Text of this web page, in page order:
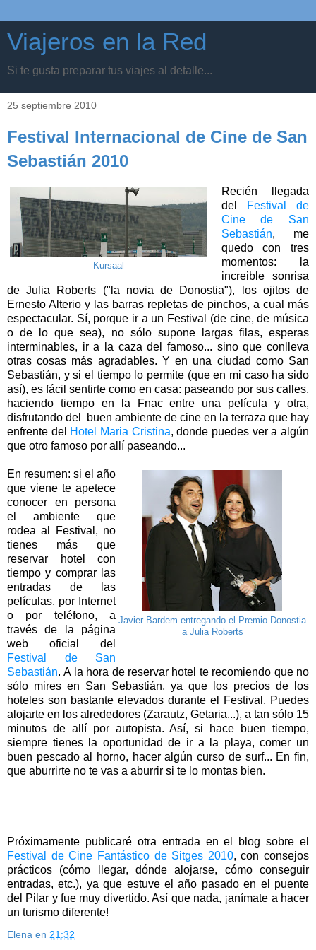
Viajeros en la Red
Si te gusta preparar tus viajes al detalle...
25 septiembre 2010
Festival Internacional de Cine de San
Sebastián 2010
Kursaal
Recién llegada
del
Festival de
Cine de San
Sebastián, me
quedo con tres
momentos: la
increible sonrisa
de Julia Roberts ("la novia de Donostia"), los ojitos de
Ernesto Alterio y las barras repletas de pinchos, a cual más
espectacular. Sí, porque ir a un Festival (de cine, de música
o de lo que sea), no sólo supone largas filas, esperas
interminables, ir a la caza del famoso... sino que conlleva
otras cosas más agradables. Y en una ciudad como San
Sebastián, y si el tiempo lo permite (que en mi caso ha sido
así), es fácil sentirte como en casa: paseando por sus calles,
haciendo tiempo en la Fnac entre una película y otra,
disfrutando del buen ambiente de cine en la terraza que hay
enfrente del Hotel Maria Cristina, donde puedes ver a algún
que otro famoso por allí paseando...
Javier Bardem entregando el Premio Donostia
a Julia Roberts
En resumen: si el año
que viene te apetece
conocer en persona
el ambiente que
rodea al Festival, no
tienes más que
reservar hotel con
tiempo y comprar las
entradas de las
películas, por Internet
o por teléfono, a
través de la página
web oficial del
Festival de San
Sebastián. A la hora de reservar hotel te recomiendo que no
sólo mires en San Sebastián, ya que los precios de los
hoteles son bastante elevados durante el Festival. Puedes
alojarte en los alrededores (Zarautz, Getaria...), a tan sólo 15
minutos de allí por autopista. Así, si hace buen tiempo,
siempre tienes la oportunidad de ir a la playa, comer un
buen pescado al horno, hacer algún curso de surf... En fin,
que aburrirte no te vas a aburrir si te lo montas bien.
Próximamente publicaré otra entrada en el blog sobre el
Festival de Cine Fantástico de Sitges 2010, con consejos
prácticos (cómo llegar, dónde alojarse, cómo conseguir
entradas, etc.), ya que estuve el año pasado en el puente
del Pilar y fue muy divertido. Así que nada, ¡anímate a hacer
un turismo diferente!
Elena en 21:32